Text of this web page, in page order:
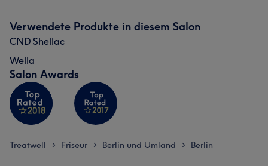
Verwendete Produkte in diesem Salon
CND Shellac
Wella
Salon Awards
Treatwell > Friseur > Berlin und Umland > Berlin